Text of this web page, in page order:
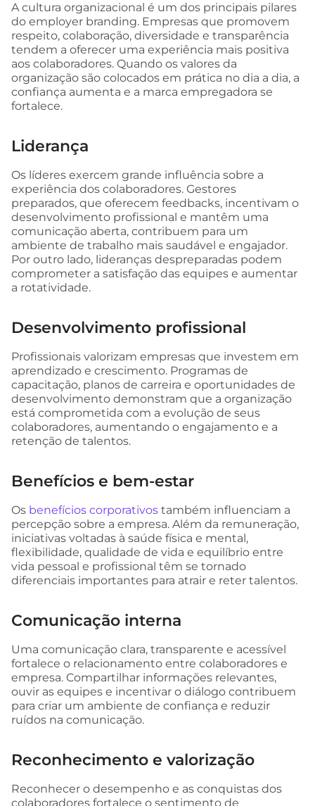
A cultura organizacional é um dos principais pilares
do employer branding. Empresas que promovem
respeito, colaboração, diversidade e transparência
tendem a oferecer uma experiência mais positiva
aos colaboradores. Quando os valores da
organização são colocados em prática no dia a dia, a
confiança aumenta e a marca empregadora se
fortalece.
Liderança
Os líderes exercem grande influência sobre a
experiência dos colaboradores. Gestores
preparados, que oferecem feedbacks, incentivam o
desenvolvimento profissional e mantêm uma
comunicação aberta, contribuem para um
ambiente de trabalho mais saudável e engajador.
Por outro lado, lideranças despreparadas podem
comprometer a satisfação das equipes e aumentar
a rotatividade.
Desenvolvimento profissional
Profissionais valorizam empresas que investem em
aprendizado e crescimento. Programas de
capacitação, planos de carreira e oportunidades de
desenvolvimento demonstram que a organização
está comprometida com a evolução de seus
colaboradores, aumentando o engajamento e a
retenção de talentos.
Benefícios e bem-estar
Os benefícios corporativos também influenciam a
percepção sobre a empresa. Além da remuneração,
iniciativas voltadas à saúde física e mental,
flexibilidade, qualidade de vida e equilíbrio entre
vida pessoal e profissional têm se tornado
diferenciais importantes para atrair e reter talentos.
Comunicação interna
Uma comunicação clara, transparente e acessível
fortalece o relacionamento entre colaboradores e
empresa. Compartilhar informações relevantes,
ouvir as equipes e incentivar o diálogo contribuem
para criar um ambiente de confiança e reduzir
ruídos na comunicação.
Reconhecimento e valorização
Reconhecer o desempenho e as conquistas dos
colaboradores fortalece o sentimento de